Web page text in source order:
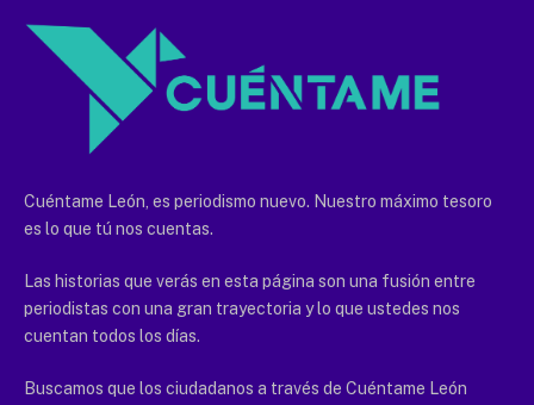
Cuéntame León, es periodismo nuevo. Nuestro máximo tesoro
es lo que tú nos cuentas.
Las historias que verás en esta página son una fusión entre
periodistas con una gran trayectoria y lo que ustedes nos
cuentan todos los días.
Buscamos que los ciudadanos a través de Cuéntame León